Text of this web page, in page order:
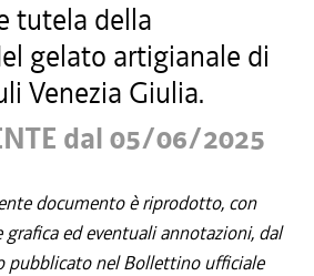
tutela della
gelato artigianale di
Venezia Giulia.
dal 05/06/2025
documento è riprodotto, con
grafica ed eventuali annotazioni, dal
pubblicato nel Bollettino ufficiale